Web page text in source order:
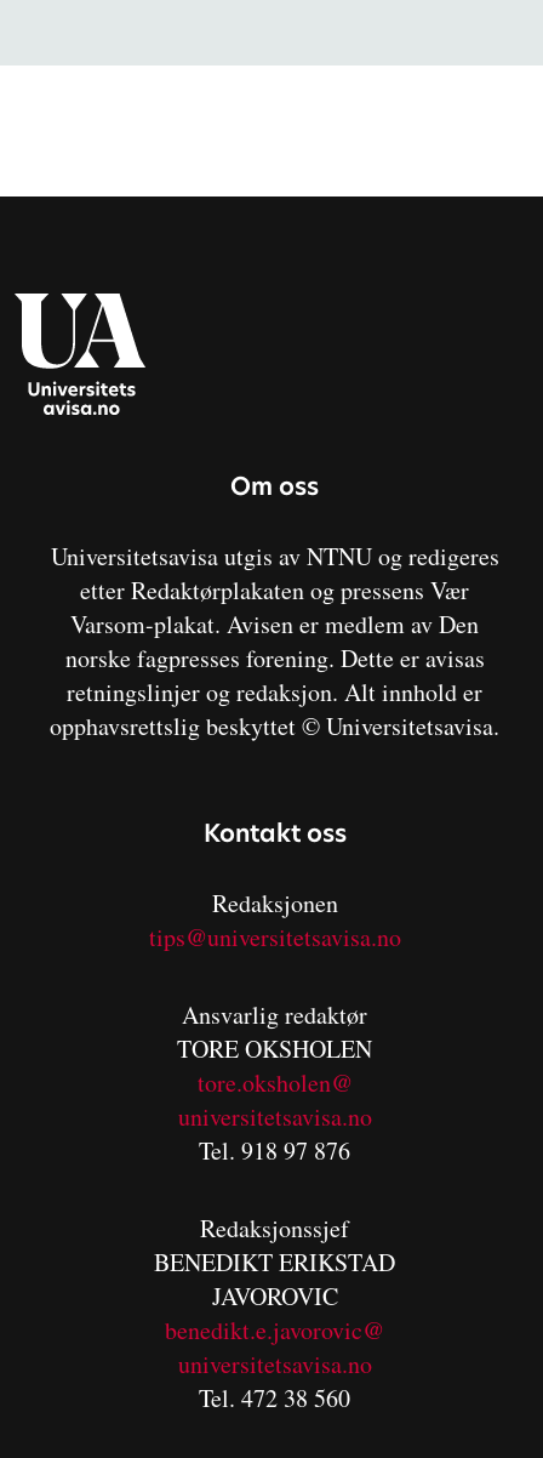
Om oss
Universitetsavisa utgis av NTNU og redigeres
etter Redaktørplakaten og pressens Vær
Varsom-plakat. Avisen er medlem av Den
norske fagpresses forening. Dette er avisas
retningslinjer og redaksjon. Alt innhold er
opphavsrettslig beskyttet © Universitetsavisa.
Kontakt oss
Redaksjonen
tips@universitetsavisa.no
Ansvarlig redaktør
TORE OKSHOLEN
tore.oksholen@
universitetsavisa.no
Tel. 918 97 876
Redaksjonssjef
BENEDIKTERIKSTAD
JAVOROVIC
benedikt.e.javorovic@
universitetsavisa.no
Tel. 472 38 560